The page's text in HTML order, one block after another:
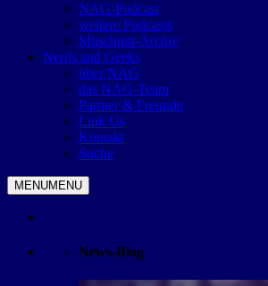
NAG-Podcast
weitere Podcasts
Mitschnitt-Archiv
Nerds and Geeks
über NAG
das NAG-Team
Partner & Freunde
Link Us
Kontakt
Suche
MENUMENU
News-Blog